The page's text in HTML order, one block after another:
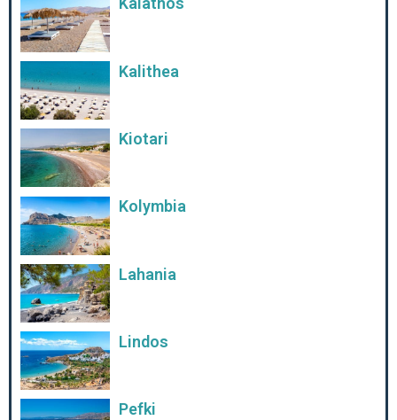
Kalithea
Kiotari
Kolymbia
Lahania
Lindos
Pefki